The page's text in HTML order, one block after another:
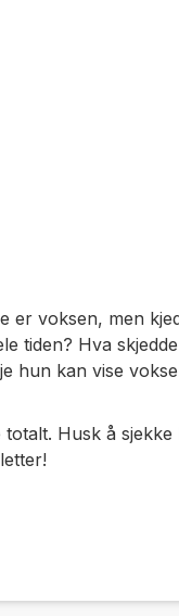
er voksen, men
tiden? Hva
hun kan vise
Husk å sjekke